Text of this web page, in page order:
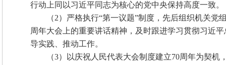
行动上同以习近平同志为核心的党中央保持高度一致。
（2）严格执行“第一议题”制度，先后组织机关
周年大会上的重要讲话精神，及时跟进学习贯彻习近
导实践、推动工作。
（3）以庆祝人民代表大会制度建立70周年为契